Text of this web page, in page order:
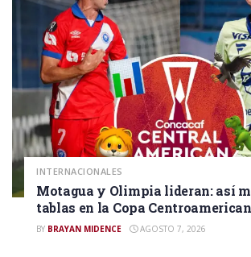
INTERNACIONALES
Motagua y Olimpia lideran: así
tablas en la Copa
BY BRAYAN MIDENCE AGOSTO 7, 2026